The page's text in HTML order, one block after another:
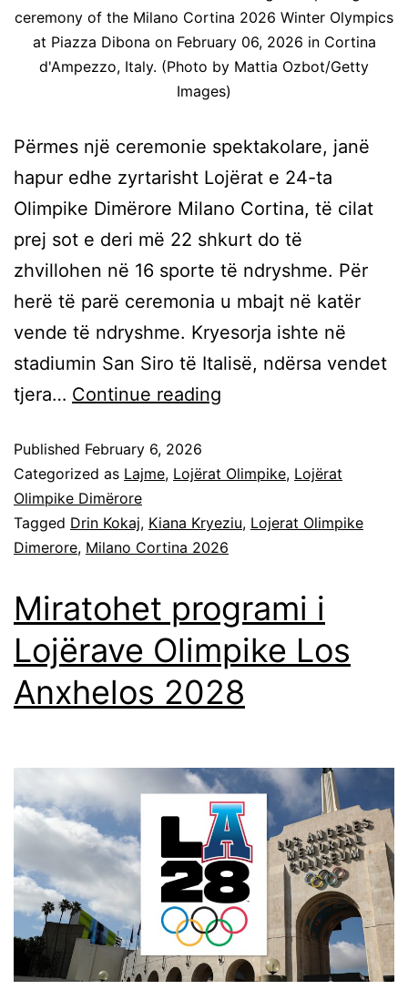
ceremony of the Milano Cortina 2026 Winter Olympics
at Piazza Dibona on February 06, 2026 in Cortina
d'Ampezzo, Italy. (Photo by Mattia Ozbot/Getty
Images)
Përmes një ceremonie spektakolare, janë
hapur edhe zyrtarisht Lojërat e 24-ta
Olimpike Dimërore Milano Cortina, të cilat
prej sot e deri më 22 shkurt do të
zhvillohen në 16 sporte të ndryshme. Për
herë të parë ceremonia u mbajt në katër
vende të ndryshme. Kryesorja ishte në
stadiumin San Siro të Italisë, ndërsa vendet
tjera… Continue reading
Published February 6, 2026
Categorized as Lajme, Lojërat Olimpike, Lojërat
Olimpike Dimërore
Tagged Drin Kokaj, Kiana Kryeziu, Lojerat Olimpike
Dimerore, Milano Cortina 2026
Miratohet programi i
Lojërave Olimpike Los
Anxhelos 2028